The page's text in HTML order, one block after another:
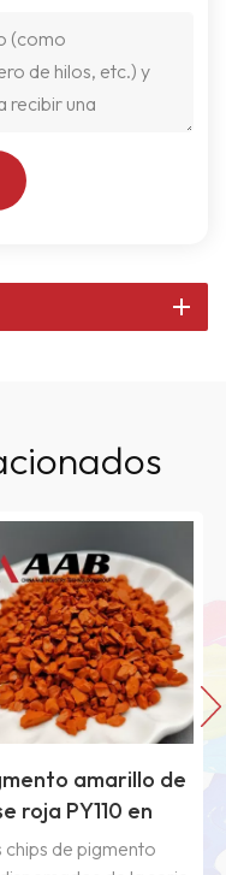
amarillo de
roja PY110 en
chips de pigmento